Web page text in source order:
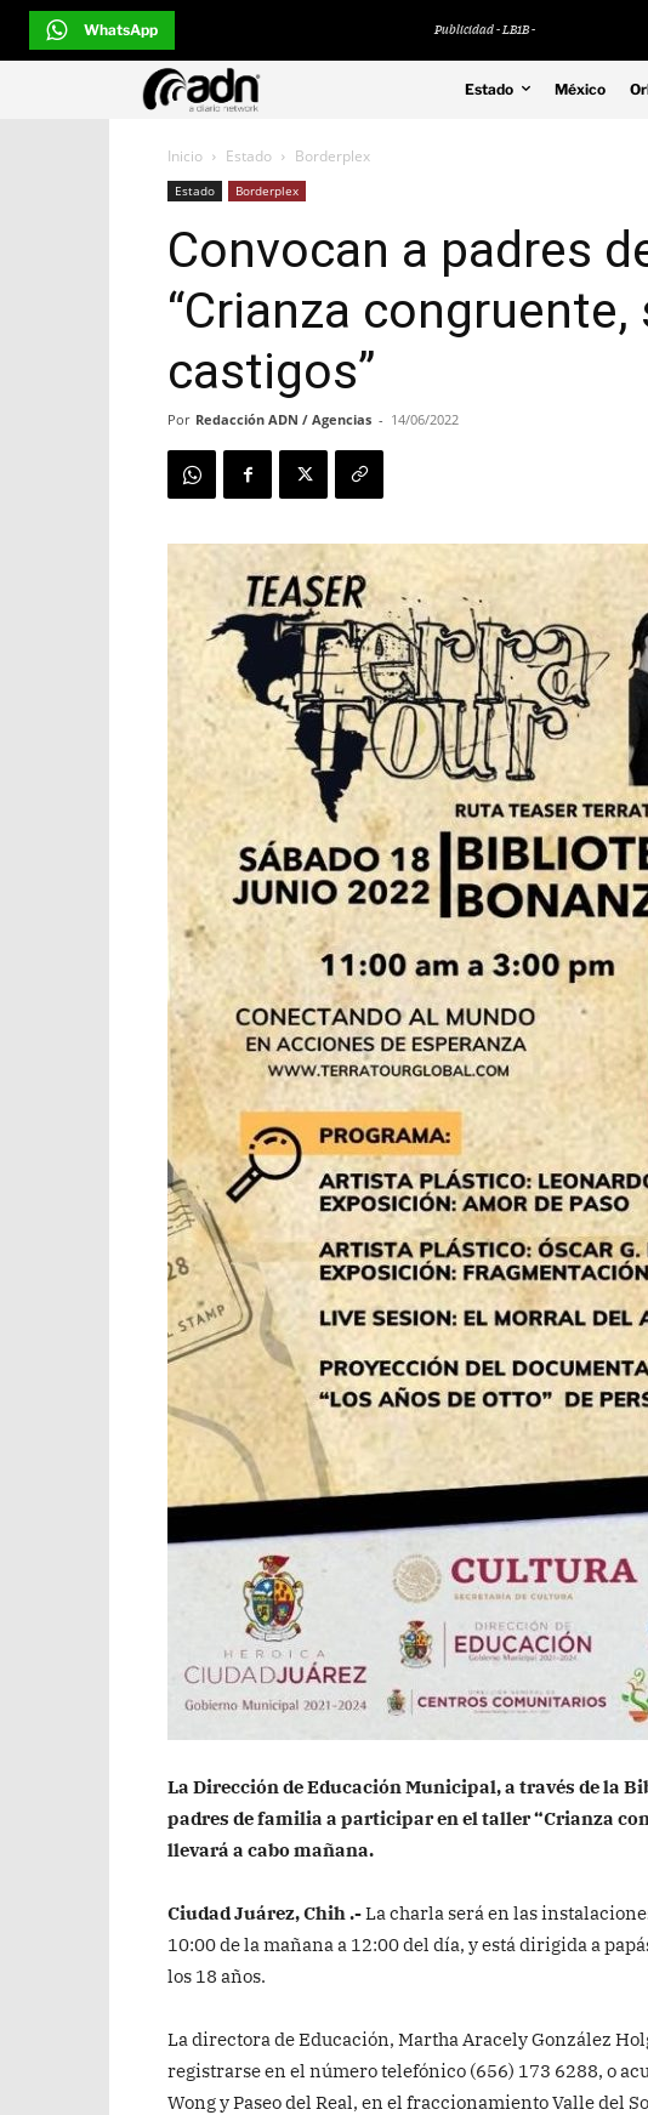
WhatsApp Publicidad - LB1B -
Estado México
Inicio Estado Borderplex
Estado Borderplex
Convocan a padres
“Crianza
castigos”
Por Redacción ADN / Agencias - 14/06/2022
La Dirección de Educación Municipal, a través de la
padres de familia a participar en el taller “Crianza
llevará a cabo mañana.
Ciudad Juárez, Chih .-La charla será en las
10:00 de la mañana a 12:00 del día, y está dirigida a
los 18 años.
La directora de Educación, Martha Aracely González
registrarse en el número telefónico (656) 173 6288, o
Wong y Paseo del Real, en el fraccionamiento Valle del